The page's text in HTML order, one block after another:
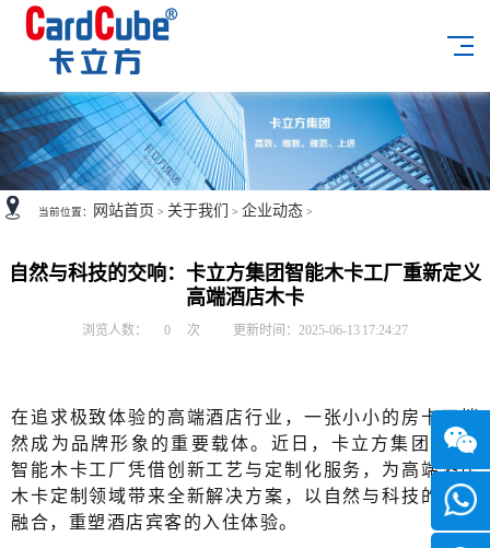
当前位置： 网站首页 > 关于我们 > 企业动态 >
自然与科技的交响：卡立方集团智能木卡工厂重新定义
高端酒店木卡
浏览人数： 0 次 更新时间：2025-06-13 17:24:27
在追求极致体验的高端酒店行业，一张小小的房卡正悄
然成为品牌形象的重要载体。近日，卡立方集团RFID
智能木卡工厂凭借创新工艺与定制化服务，为高端酒店
木卡定制领域带来全新解决方案，以自然与科技的完美
融合，重塑酒店宾客的入住体验。
微信